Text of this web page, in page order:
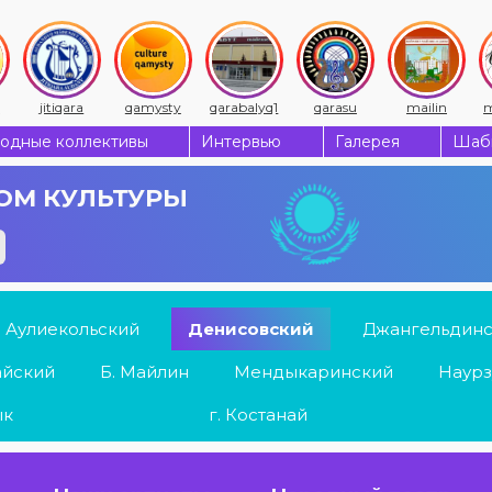
jitiqara qamysty qarabalyq1 qarasu mailin
коллективы Интервью Галерея
КУЛЬТУРЫ
Аулиекольский Денисовский
Б. Майлин Мендыкаринский
г. Костанай